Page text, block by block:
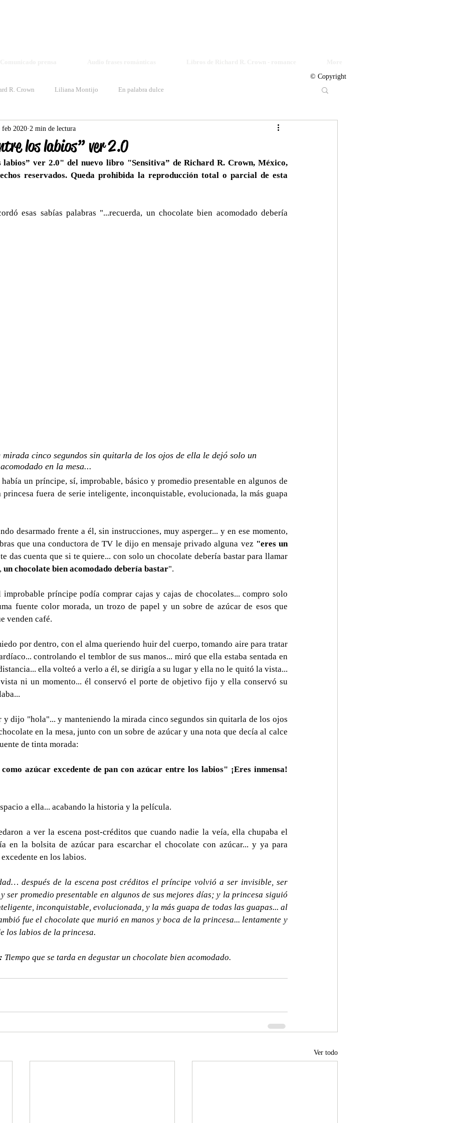
R. Crown Liliana Montijo En palabra dulce
los labios” ver 2.0
feb 2020 2 min de lectura
labios” ver 2.0" del nuevo libro "Sensitiva” de Richard R. Crown, México,
reservados. Queda prohibida la reproducción total o parcial de esta
esas sabías palabras "...recuerda, un chocolate bien acomodado debería
cinco segundos sin quitarla de los ojos de ella le dejó solo un
en la mesa...
había un príncipe, sí, improbable, básico y promedio presentable en algunos de
princesa fuera de serie inteligente, inconquistable, evolucionada, la más guapa
desarmado frente a él, sin instrucciones, muy asperger... y en ese momento,
que una conductora de TV le dijo en mensaje privado alguna vez "eres un
das cuenta que si te quiere... con solo un chocolate debería bastar para llamar
un chocolate bien acomodado debería bastar".
improbable príncipe podía comprar cajas y cajas de chocolates... compro solo
fuente color morada, un trozo de papel y un sobre de azúcar de esos que
venden café.
por dentro, con el alma queriendo huir del cuerpo, tomando aire para tratar
controlando el temblor de sus manos... miró que ella estaba sentada en
ella volteó a verlo a él, se dirigía a su lugar y ella no le quitó la vista...
ni un momento... él conservó el porte de objetivo fijo y ella conservó su
y dijo "hola"... y manteniendo la mirada cinco segundos sin quitarla de los ojos
en la mesa, junto con un sobre de azúcar y una nota que decía al calce
de tinta morada:
azúcar excedente de pan con azúcar entre los labios" ¡Eres inmensa!
a ella... acabando la historia y la película.
a ver la escena post-créditos que cuando nadie la veía, ella chupaba el
en la bolsita de azúcar para escarchar el chocolate con azúcar... y ya para
en los labios.
después de la escena post créditos el príncipe volvió a ser invisible, ser
ser promedio presentable en algunos de sus mejores días; y la princesa siguió
inconquistable, evolucionada, y la más guapa de todas las guapas... al
fue el chocolate que murió en manos y boca de la princesa... lentamente y
los labios de la princesa.
Tiempo que se tarda en degustar un chocolate bien acomodado.
Ver todo
© Copyright